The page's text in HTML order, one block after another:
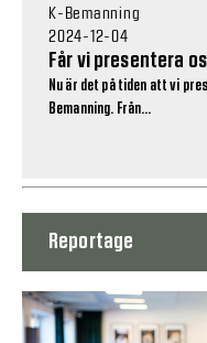
K-Bemanning
2024-12-04
Får vi presentera
Nu är det på tiden att vi
Bemanning. Från...
Reportage